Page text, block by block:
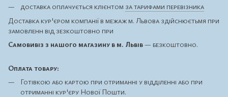
доставка оплачується клієнтом за тарифами перевізника
Доставка кур'єром компанії в межаж м. Львова здійснюєтьмя при
замовленн від зезкоштовно при
Самовивіз з нашого магазину в м. Львів— безкоштовно.
Оплата товару:
Готівкою або картою при отриманні у відділенні або при
отриманні кур'єру Нової Пошти.